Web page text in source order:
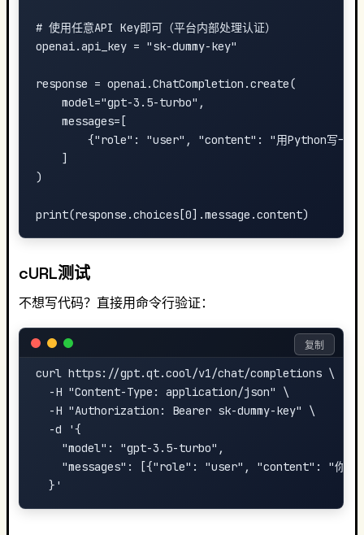
# 使用任意API Key即可（平台内部处理认证）
openai.api_key = "sk-dummy-key"
response = openai.ChatCompletion.create(
    model="gpt-3.5-turbo",
    messages=[
{"role": "user", "content": "用Python写一个
    ]
)
cURL测试
不想写代码？直接用命令行验证：
curl https://gpt.qt.cool/v1/chat/completions \
  -H "Content-Type: application/json" \
  -H "Authorization: Bearer sk-dummy-key" \
  -d '{
    "model": "gpt-3.5-turbo",
"messages": [{"role": "user", "content": "你好
复制